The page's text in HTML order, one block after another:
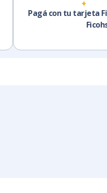
Pagá con tu tarjeta